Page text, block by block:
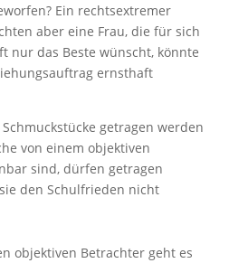
Ein rechtsextremer
aber eine Frau, die für sich
nur das Beste wünscht, könnte
ernsthaft
getragen werden
von einem objektiven
sind, dürfen getragen
den Schulfrieden nicht
objektiven Betrachter geht es